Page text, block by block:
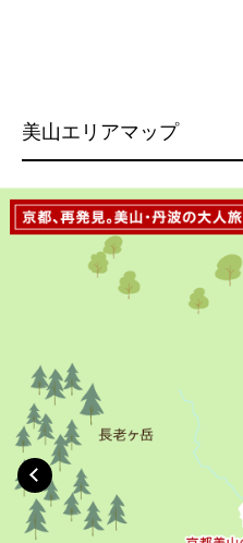
美山エリアマップ